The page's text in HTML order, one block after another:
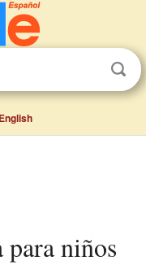
English
para niños